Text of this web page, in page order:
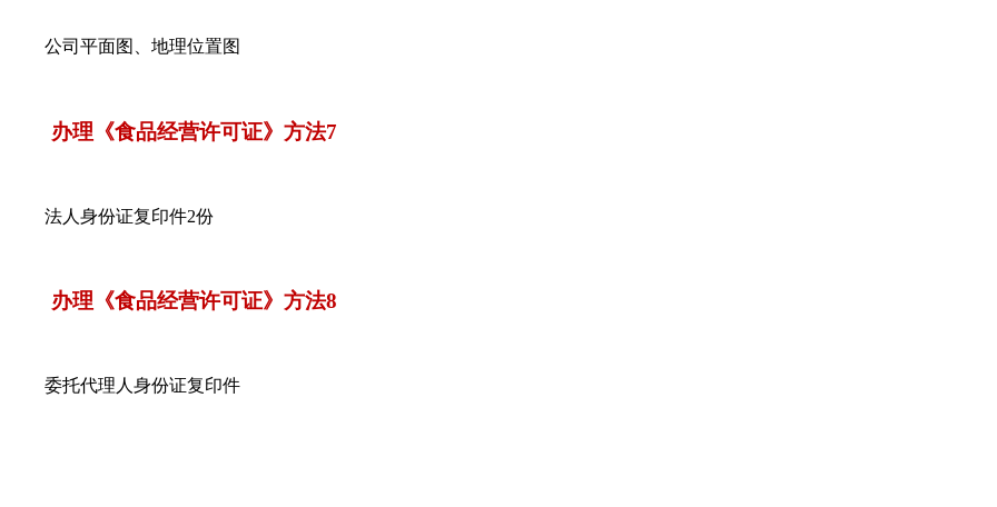
公司平面图、地理位置图
办理《食品经营许可证》方法7
法人身份证复印件2份
办理《食品经营许可证》方法8
委托代理人身份证复印件